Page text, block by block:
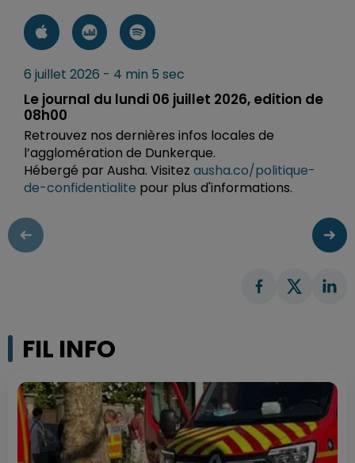
6 juillet 2026 - 4 min 5 sec
Le journal du lundi 06 juillet 2026, edition de
08h00
Retrouvez nos dernières infos locales de
l’agglomération de Dunkerque.
Hébergé par Ausha. Visitez ausha.co/politique-
de-confidentialite pour plus d'informations.
FIL INFO